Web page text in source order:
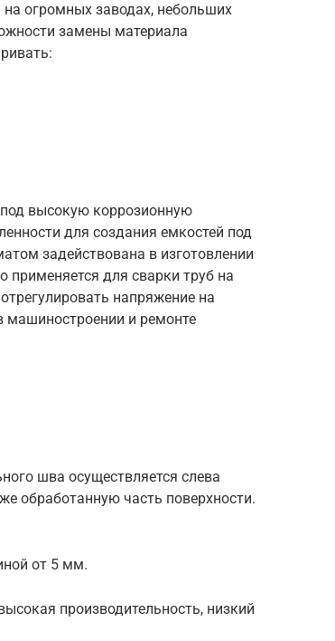
огромных заводах, небольших
замены материала
высокую коррозионную
для создания емкостей под
задействована в изготовлении
применяется для сварки труб на
напряжение на
машиностроении и ремонте
шва осуществляется слева
обработанную часть поверхности.
от 5 мм.
производительность, низкий